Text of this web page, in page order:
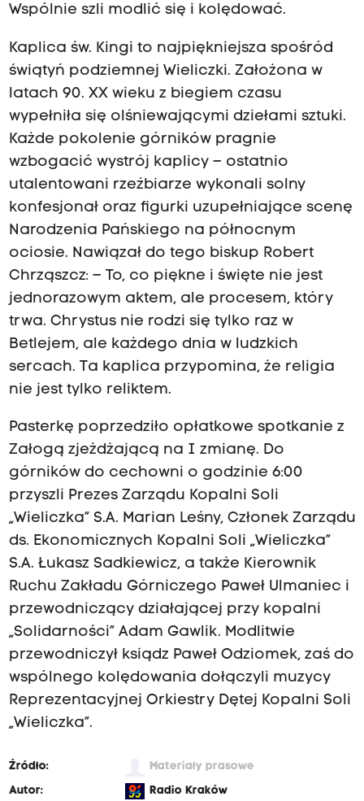
Wspólnie szli modlić się i kolędować.
Kaplica św. Kingi to najpiękniejsza spośród
świątyń podziemnej Wieliczki. Założona w
latach 90. XX wieku z biegiem czasu
wypełniła się olśniewającymi dziełami sztuki.
Każde pokolenie górników pragnie
wzbogacić wystrój kaplicy – ostatnio
utalentowani rzeźbiarze wykonali solny
konfesjonał oraz figurki uzupełniające scenę
Narodzenia Pańskiego na północnym
ociosie. Nawiązał do tego biskup Robert
Chrząszcz: – To, co piękne i święte nie jest
jednorazowym aktem, ale procesem, który
trwa. Chrystus nie rodzi się tylko raz w
Betlejem, ale każdego dnia w ludzkich
sercach. Ta kaplica przypomina, że religia
nie jest tylko reliktem.
Pasterkę poprzedziło opłatkowe spotkanie z
Załogą zjeżdżającą na I zmianę. Do
górników do cechowni o godzinie 6:00
przyszli Prezes Zarządu Kopalni Soli
„Wieliczka” S.A. Marian Leśny, Członek Zarządu
ds. Ekonomicznych Kopalni Soli „Wieliczka”
S.A. Łukasz Sadkiewicz, a także Kierownik
Ruchu Zakładu Górniczego Paweł Ulmaniec i
przewodniczący działającej przy kopalni
„Solidarności” Adam Gawlik. Modlitwie
przewodniczył ksiądz Paweł Odziomek, zaś do
wspólnego kolędowania dołączyli muzycy
Reprezentacyjnej Orkiestry Dętej Kopalni Soli
„Wieliczka”.
Źródło:
Materiały prasowe
Autor:
Radio Kraków